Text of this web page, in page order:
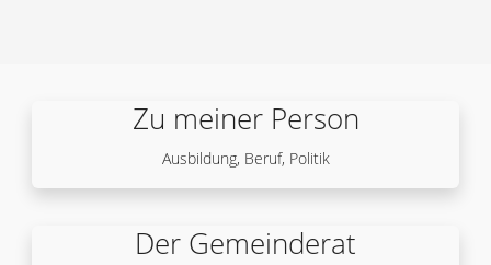
Zu meiner Person
Ausbildung, Beruf, Politik
Der Gemeinderat